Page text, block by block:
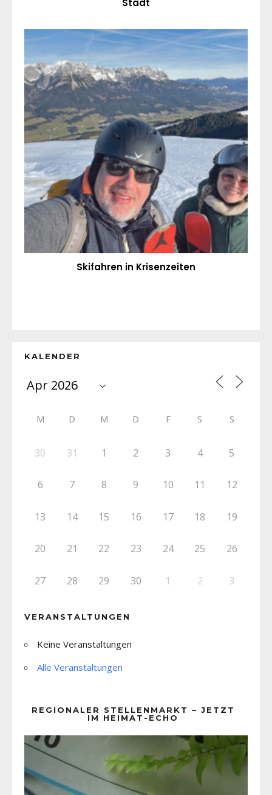
Stadt
Skifahren in Krisenzeiten
KALENDER
M D M D F S S
30 31 1 2 3 4 5
6 7 8 9 10 11 12
13 14 15 16 17 18 19
20 21 22 23 24 25 26
27 28 29 30 1 2 3
VERANSTALTUNGEN
Keine Veranstaltungen
Alle Veranstaltungen
REGIONALER STELLENMARKT – JETZT
IM HEIMAT-ECHO
Player